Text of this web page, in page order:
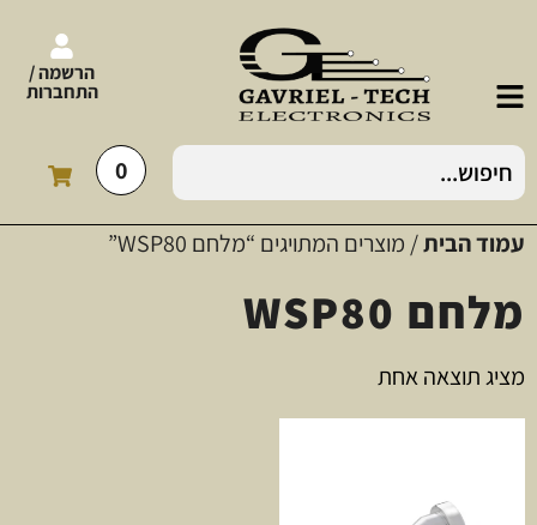
הרשמה /
התחברות
0
עמוד הבית/ מוצרים המתויגים “מלחם WSP80”
מלחם WSP80
מציג תוצאה אחת